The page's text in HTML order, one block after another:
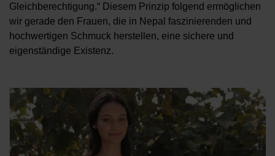
Gleichberechtigung.“ Diesem Prinzip folgend ermöglichen
wir gerade den Frauen, die in Nepal faszinierenden und
hochwertigen Schmuck herstellen, eine sichere und
eigenständige Existenz.